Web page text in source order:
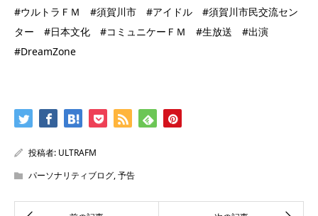
#ウルトラＦＭ #須賀川市 #アイドル #須賀川市民交流セン
ター #日本文化 #コミュニケーＦＭ #生放送 #出演
#DreamZone
投稿者: ULTRAFM
パーソナリティブログ,予告